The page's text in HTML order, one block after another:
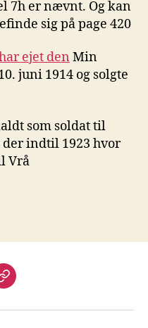
7h er nævnt. Og kan
sig på page 420
ejet den Min
juni 1914 og solgte
som soldat til
der indtil 1923 hvor
Vrå
Legacy